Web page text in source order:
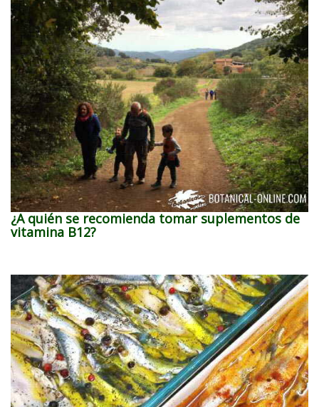
¿A quién se recomienda tomar suplementos de
vitamina B12?